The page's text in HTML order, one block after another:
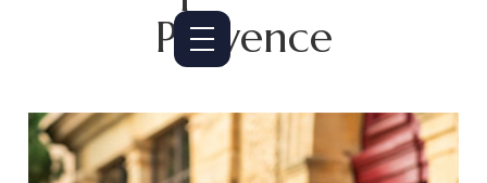
Provence